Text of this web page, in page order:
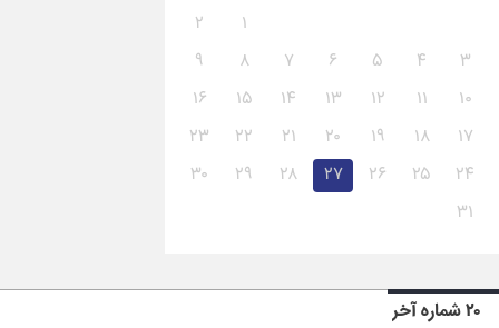
۱
۲
۳
۴ ۵ ۶ ۷ ۸
۹
۱۰
۱۱ ۱۲ ۱۳ ۱۴ ۱۵
۱۶
۱۷
۱۸ ۱۹ ۲۰ ۲۱ ۲۲
۲۳
۲۴
۲۵ ۲۶ ۲۷ ۲۸ ۲۹
۳۰
۳۱
۲۰ شماره آخر